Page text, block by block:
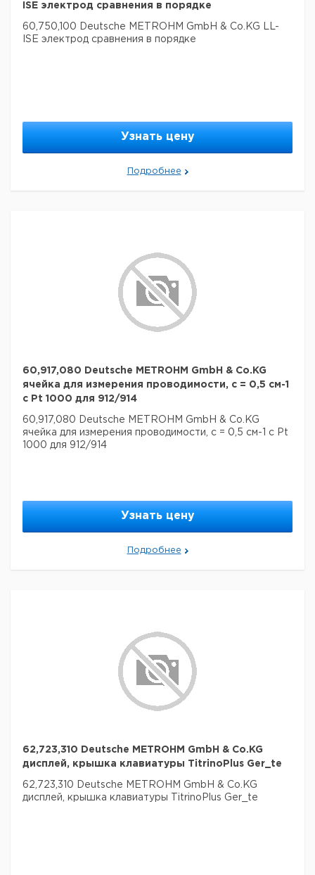
ISE электрод сравнения в порядке
60,750,100 Deutsche METROHM GmbH & Co.KG LL-
ISE электрод сравнения в порядке
Узнать цену
Подробнее
60,917,080 Deutsche METROHM GmbH & Co.KG
ячейка для измерения проводимости, c = 0,5 см-1
с Pt 1000 для 912/914
60,917,080 Deutsche METROHM GmbH & Co.KG
ячейка для измерения проводимости, c = 0,5 см-1 с Pt
1000 для 912/914
Узнать цену
Подробнее
62,723,310 Deutsche METROHM GmbH & Co.KG
дисплей, крышка клавиатуры TitrinoPlus Ger_te
62,723,310 Deutsche METROHM GmbH & Co.KG
дисплей, крышка клавиатуры TitrinoPlus Ger_te